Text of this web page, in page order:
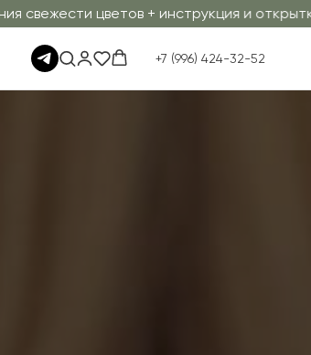
+ инструкция и открытка Гарантия
+7 (996) 424-32-52